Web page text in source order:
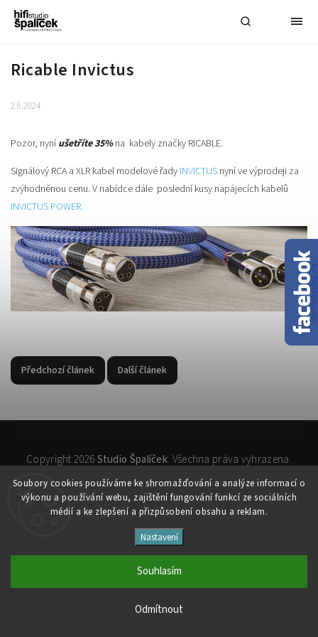
Soubory cookies používáme ke shromažďování a analýze informací o
výkonu a používání webu, zajištění fungování funkcí ze sociálních
médií a ke zlepšení a přizpůsobení obsahu a reklam.
Nastavení
Odmítnout
Souhlasím
Ricable Invictus
2.6.2024
Pozor, nyní ušetříte 35% na kabely značky RICABLE.
Signálový RCA a XLR kabel modelové řady INVICTUS nyní ve výprodeji za
zvýhodněnou cenu. V nabídce dále poslední kusy napájecích kabelů
INVICTUS POWER.
Předchozí článek Další článek
Copyright 2026Studio Špalíček. Všechna práva vyhrazena.
Vytvořil Shoptet| Design Shoptak.cz